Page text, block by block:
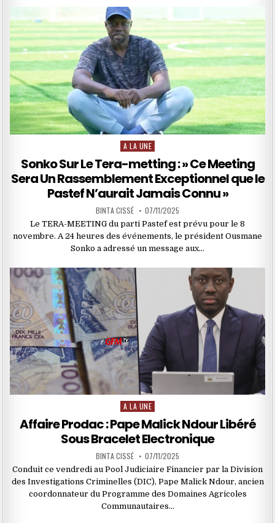
Posted
A LA UNE
Sonko Sur Le Tera-metting : » Ce Meeting
Sera Un Rassemblement Exceptionnel que le
Pastef N’aurait Jamais Connu »
BINTA CISSÉ 07/11/2025
Le TERA-MEETING du parti Pastef est prévu pour le 8
novembre. A 24 heures des événements, le président Ousmane
Sonko a adressé un message aux…
Posted
A LA UNE
Affaire Prodac : Pape Malick Ndour Libéré
Sous Bracelet Electronique
BINTA CISSÉ 07/11/2025
Conduit ce vendredi au Pool Judiciaire Financier par la Division
des Investigations Criminelles (DIC), Pape Malick Ndour, ancien
coordonnateur du Programme des Domaines Agricoles
Communautaires…